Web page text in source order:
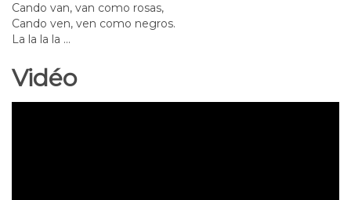
Cando van, van como rosas,
Cando ven, ven como negros.
La la la la ...
Vidéo